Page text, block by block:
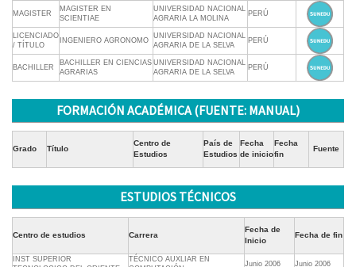
MAGISTER
MAGISTER EN
SCIENTIAE
UNIVERSIDAD NACIONAL
AGRARIA LA MOLINA
PERÚ
LICENCIADO
/ TÍTULO
INGENIERO AGRONOMO
UNIVERSIDAD NACIONAL
AGRARIA DE LA SELVA
PERÚ
BACHILLER
BACHILLER EN CIENCIAS
AGRARIAS
UNIVERSIDAD NACIONAL
AGRARIA DE LA SELVA
PERÚ
FORMACIÓN ACADÉMICA (FUENTE: MANUAL)
Grado Título
Centro de
Estudios
País de
Estudios
Fecha
de inicio
Fecha
fin
Fuente
ESTUDIOS TÉCNICOS
Centro de estudios Carrera
Fecha de
Inicio
Fecha de fin
INST SUPERIOR
TÉCNICO AUXLIAR EN
Junio 2006 Junio 2006